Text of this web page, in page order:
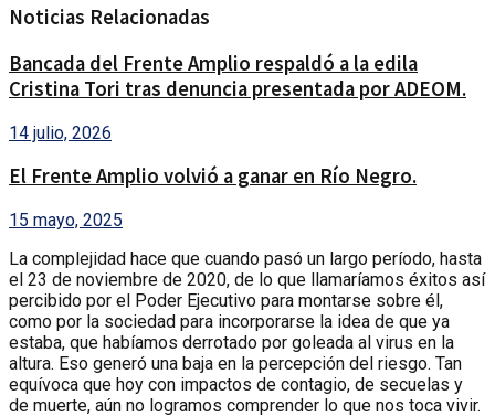
Noticias Relacionadas
Bancada del Frente Amplio respaldó a la edila
Cristina Tori tras denuncia presentada por ADEOM.
14 julio, 2026
El Frente Amplio volvió a ganar en Río Negro.
15 mayo, 2025
La complejidad hace que cuando pasó un largo período, hasta
el 23 de noviembre de 2020, de lo que llamaríamos éxitos así
percibido por el Poder Ejecutivo para montarse sobre él,
como por la sociedad para incorporarse la idea de que ya
estaba, que habíamos derrotado por goleada al virus en la
altura. Eso generó una baja en la percepción del riesgo. Tan
equívoca que hoy con impactos de contagio, de secuelas y
de muerte, aún no logramos comprender lo que nos toca vivir.